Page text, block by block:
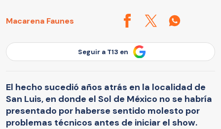
Macarena Faunes
Seguir a T13 en
El hecho sucedió años atrás en la localidad de
San Luis, en donde el Sol de México no se habría
presentado por haberse sentido molesto por
problemas técnicos antes de iniciar el show.